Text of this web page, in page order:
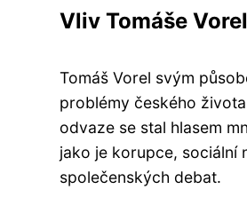
Vliv Tomáše
Tomáš Vorel svým
problémy českého
odvaze se stal hlasem
jako je korupce, sociální
společenských debat.